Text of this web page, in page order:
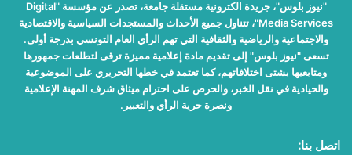
"نيوز بلوس"، جريدة الكترونية مستقلة جامعة، تصدر عن مؤسسة "Digital
Media Services"، تتناول جميع الأحداث والمستجدات السياسية والاقتصادية
والاجتماعية والرياضية والثقافية التي تهم الرأي العام التونسي بدرجة أولى.
تسعى "نيوز بلوس" إلى تقديم مادة إعلامية مميزة ترقى لتطلعات جمهورها
ومتابعيها بشتى اختلافاتهم، كما تعتمد في خطها التحريري على الموضوعية
والحيادية في نقل الخبر، والحرص على احترام ميثاق شرف المهنة الإعلامية
ونصرة حرية الرأي والتعبير.
اتصل بنا: